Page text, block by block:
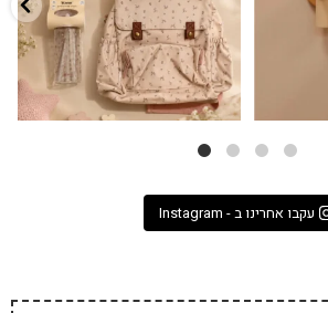
עקבו אחרינו ב - Instagram